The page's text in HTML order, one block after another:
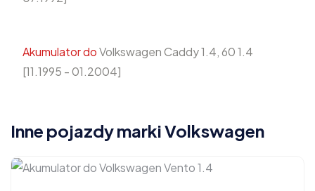
Akumulator doVolkswagen Caddy 1.4, 60 1.4
[11.1995 - 01.2004]
Inne pojazdy marki Volkswagen